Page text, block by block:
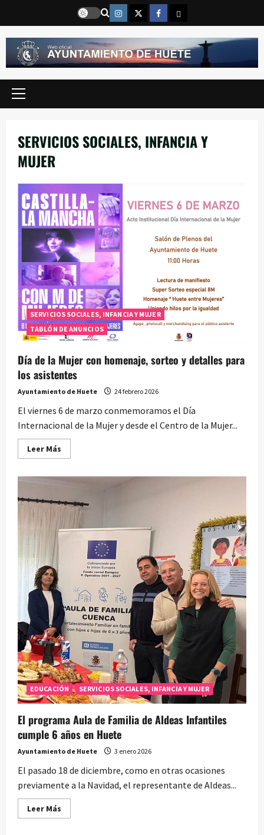
contenido
Instragram
TwitterFacebook
Email
Menú
SERVICIOS SOCIALES, INFANCIA Y
MUJER
SERVICIOS SOCIALES, INFANCIA Y MUJER
TABLÓN DE ANUNCIOS
Día de la Mujer con homenaje, sorteo y detalles para
los asistentes
Ayuntamiento de Huete 24 febrero 2026
El viernes 6 de marzo conmemoramos el Día
Internacional de la Mujer y desde el Centro de la Mujer...
Leer Más
más
Mujer
con
homenaje,
sorteo
detalles
asistentes
EDUCACIÓN SERVICIOS SOCIALES, INFANCIA Y MUJER
El programa Aula de Familia de Aldeas Infantiles
cumple 6 años en Huete
Ayuntamiento de Huete 3 enero 2026
El pasado 18 de diciembre, como en otras ocasiones
previamente a la Navidad, el representante de Aldeas...
Leer Más
más